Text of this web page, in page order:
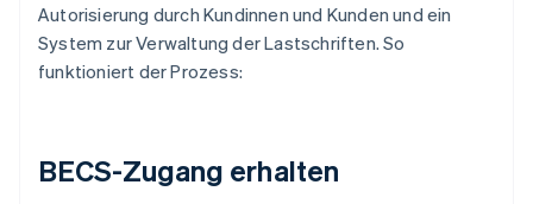
Autorisierung durch Kundinnen und Kunden und ein
System zur Verwaltung der Lastschriften. So
funktioniert der Prozess:
BECS-Zugang erhalten